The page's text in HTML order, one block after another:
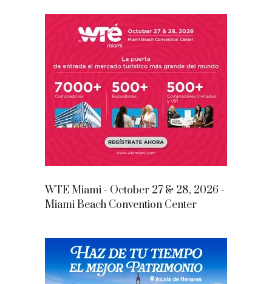
WTE Miami - October 27 & 28, 2026 -
Miami Beach Convention Center